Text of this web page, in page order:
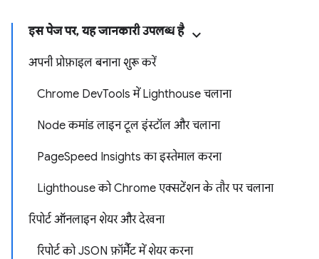
इस पेज पर, यह जानकारी उपलब्ध है
अपनी प्रोफ़ाइल बनाना शुरू करें
Chrome DevTools में Lighthouse चलाना
Node कमांड लाइन टूल इंस्टॉल और चलाना
PageSpeed Insights का इस्तेमाल करना
Lighthouse को Chrome एक्सटेंशन के तौर पर चलाना
रिपोर्ट ऑनलाइन शेयर और देखना
रिपोर्ट को JSON फ़ॉर्मैट में शेयर करना